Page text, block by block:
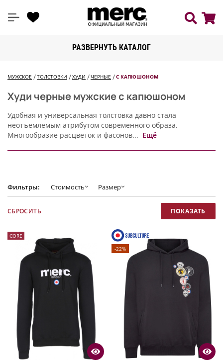
РАЗВЕРНУТЬ КАТАЛОГ
МУЖСКОЕ ТОЛСТОВКИ ХУДИ ЧЕРНЫЕ С КАПЮШОНОМ
Худи черные мужские с капюшоном
Удобная и универсальная толстовка давно стала
неотъемлемым атрибутом современного образа.
Многообразие расцветок и фасонов... Ещё
Фильтры: Стоимость Размер
CORE
-22%